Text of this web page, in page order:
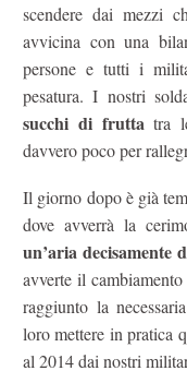
scendere dai mezzi
avvicina con una
persone e tutti i
pesatura. I nostri
succhi di frutta tra
davvero poco per
Il giorno dopo è già
dove avverrà la
un’aria decisamente
avverte il
raggiunto la
loro mettere in pratica
al 2014 dai nostri